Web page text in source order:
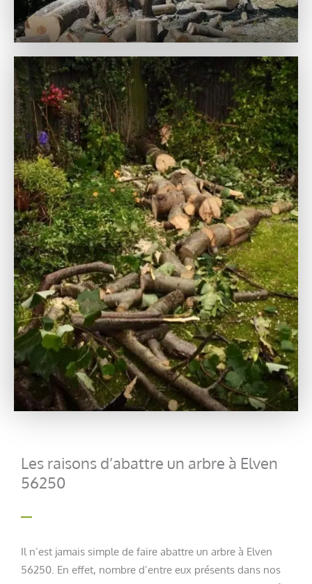
Les raisons d’abattre un arbre à Elven
56250
Il n’est jamais simple de faire abattre un arbre à Elven
56250. En effet, nombre d’entre eux présents dans nos